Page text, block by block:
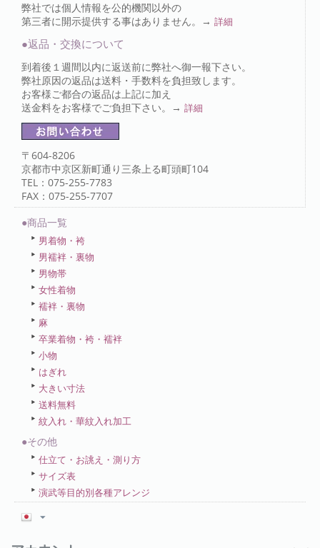
弊社では個人情報を公的機関以外の
第三者に開示提供する事はありません。→ 詳細
●返品・交換について
到着後１週間以内に返送前に弊社へ御一報下さい。
弊社原因の返品は送料・手数料を負担致します。
お客様ご都合の返品は上記に加え
送金料をお客様でご負担下さい。→ 詳細
〒604-8206
京都市中京区新町通り三条上る町頭町104
TEL：075-255-7783
FAX：075-255-7707
●商品一覧
男着物・袴
男襦袢・裏物
男物帯
女性着物
襦袢・裏物
麻
卒業着物・袴・襦袢
小物
はぎれ
大きい寸法
送料無料
紋入れ・華紋入れ加工
●その他
仕立て・お誂え・測り方
サイズ表
演武等目的別各種アレンジ